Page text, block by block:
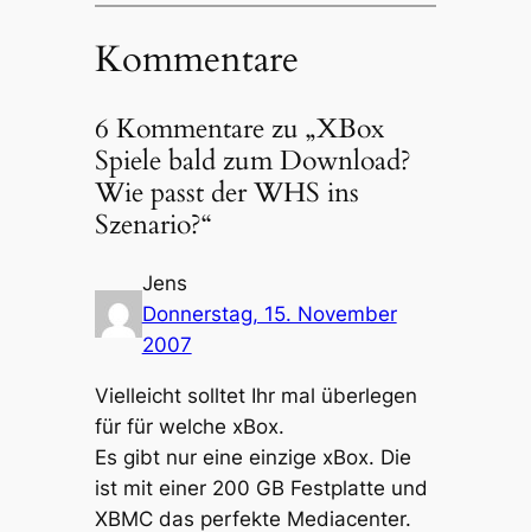
Kommentare
6 Kommentare zu „XBox
Spiele bald zum Download?
Wie passt der WHS ins
Szenario?“
Jens
Donnerstag, 15. November
2007
Vielleicht solltet Ihr mal überlegen
für für welche xBox.
Es gibt nur eine einzige xBox. Die
ist mit einer 200 GB Festplatte und
XBMC das perfekte Mediacenter.